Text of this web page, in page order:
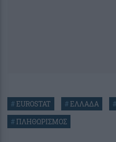
#EUROSTAT #ΕΛΛΑΔΑ #
#ΠΛΗΘΩΡΙΣΜΟΣ